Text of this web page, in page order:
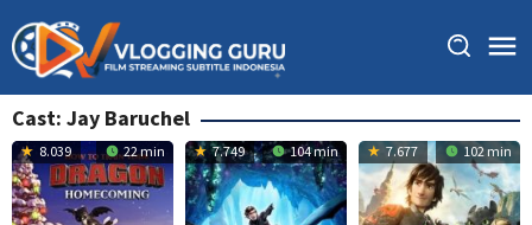
to
content
Cast: Jay Baruchel
8.039 22 min 7.749 104 min 7.677 102 min